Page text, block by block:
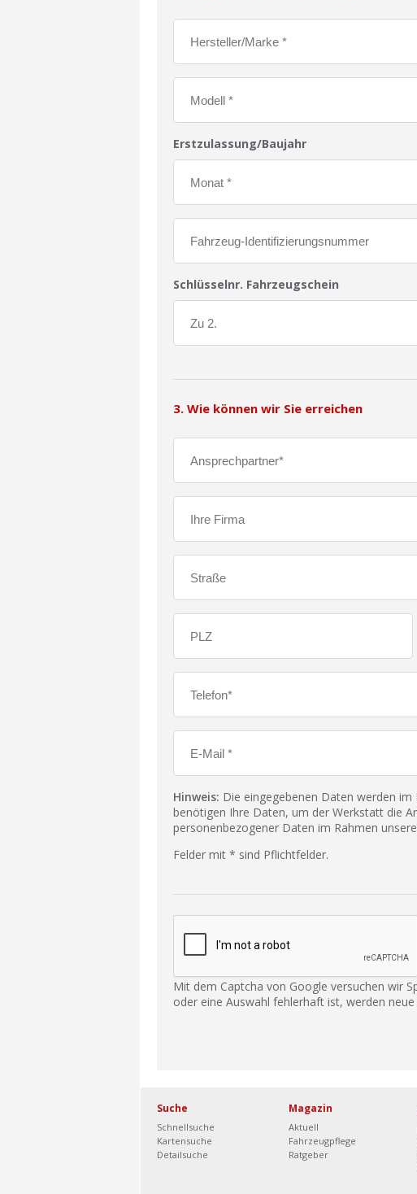
Erstzulassung/Baujahr
Schlüsselnr. Fahrzeugschein
3. Wie können wir Sie erreichen
Hinweis: Die eingegebenen Daten werden
benötigen Ihre Daten, um der Werkstatt die
personenbezogener Daten im Rahmen
Felder mit * sind Pflichtfelder.
Mit dem Captcha von Google versuchen wir
oder eine Auswahl fehlerhaft ist, werden
Suche
Schnellsuche
Kartensuche
Detailsuche
Magazin
Aktuell
Fahrzeugpflege
Ratgeber